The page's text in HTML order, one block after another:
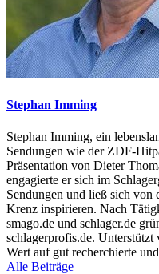
Stephan Imming
Stephan Imming, ein
Sendungen wie der ZDF-
Präsentation von Dieter
engagierte er sich im
Sendungen und ließ sich
Krenz inspirieren. Nach
smago.de und schlager.de
schlagerprofis.de. Unterstützt
Wert auf gut recherchierte
Alle Beiträge